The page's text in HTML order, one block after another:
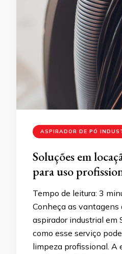
ASPIRADOR DE PÓ
Soluções em
para uso
Tempo de leitura: 3
Conheça as vantagens
aspirador industrial em
como esse serviço
limpeza profissional. A